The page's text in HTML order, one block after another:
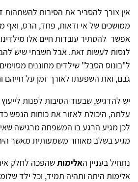
אין צורך להסביר את הסיבות להשתהות
ממושכים של אי ודאות, פחד, הרס, ואף
אפשר להסתיר עובדות חיים אלו
לנסות לעשות זאת. אבל חשבתי שיש
ל"בונוס הסבל" שילדים מחוננים
גבם, ואת השפעתו לאורך זמן על חייהם
יש להדגיש, שבעוד הסיבות לפנות
עלתה, היכולת לאזור את כוחות הנפש
לכן מגיע הרגע בו המשפחה מרגישה
מגיע בשלב מאוחר משמעותית מאשר
נתחיל בעניין האלימותשהפכה לחלק
אלימות היתה ותהיה תמיד, וכל ילד